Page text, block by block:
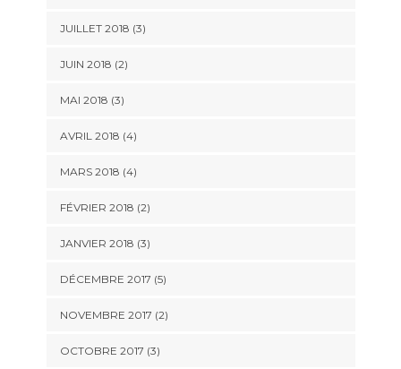
JUILLET 2018 (3)
JUIN 2018 (2)
MAI 2018 (3)
AVRIL 2018 (4)
MARS 2018 (4)
FÉVRIER 2018 (2)
JANVIER 2018 (3)
DÉCEMBRE 2017 (5)
NOVEMBRE 2017 (2)
OCTOBRE 2017 (3)